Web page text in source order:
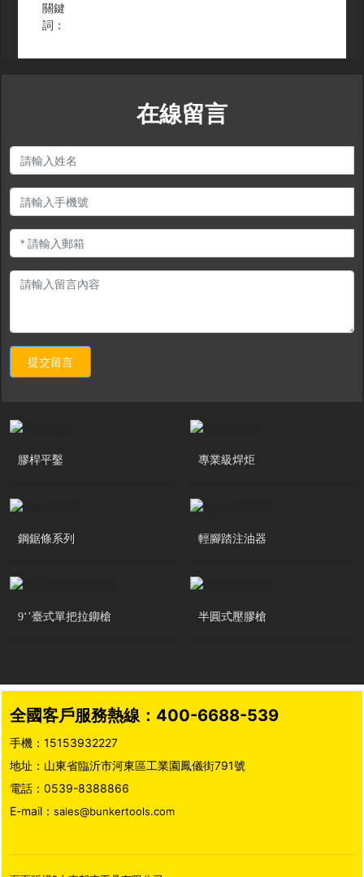
關鍵
詞：
在線留言
提交留言
膠桿平鑿 專業級焊炬
鋼鋸條系列 輕腳踏注油器
9‘’臺式單把拉鉚槍 半圓式壓膠槍
全國客戶服務熱線： 400-6688-539
手機：15153932227
地址：山東省臨沂市河東區工業園鳳儀街791號
電話：0539-8388866
E-mail：sales@bunkertools.com